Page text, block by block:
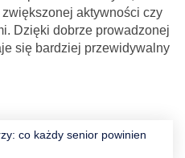
aktywności czy
Dzięki dobrze prowadzonej
się bardziej przewidywalny
co każdy senior powinien